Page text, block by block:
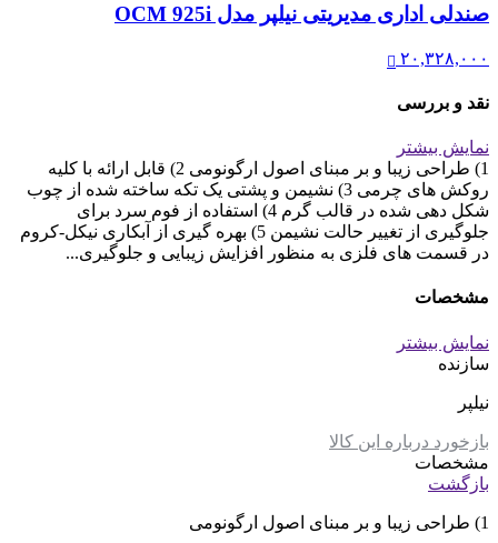
صندلی اداری مدیریتی نیلپر مدل OCM 925i
۲۰,۳۲۸,۰۰۰
نقد و بررسی
نمایش بیشتر
1) طراحی زیبا و بر مبنای اصول ارگونومی 2) قابل ارائه با کلیه
روکش های چرمی 3) نشیمن و پشتی یک تکه ساخته شده از چوب
شکل دهی شده در قالب گرم 4) استفاده از فوم سرد برای
جلوگیری از تغییر حالت نشیمن 5) بهره گیری از آبکاری نیکل-کروم
در قسمت های فلزی به منظور افزایش زیبایی و جلوگیری...
مشخصات
نمایش بیشتر
سازنده
نیلپر
بازخورد درباره این کالا
مشخصات
بازگشت
1) طراحی زیبا و بر مبنای اصول ارگونومی